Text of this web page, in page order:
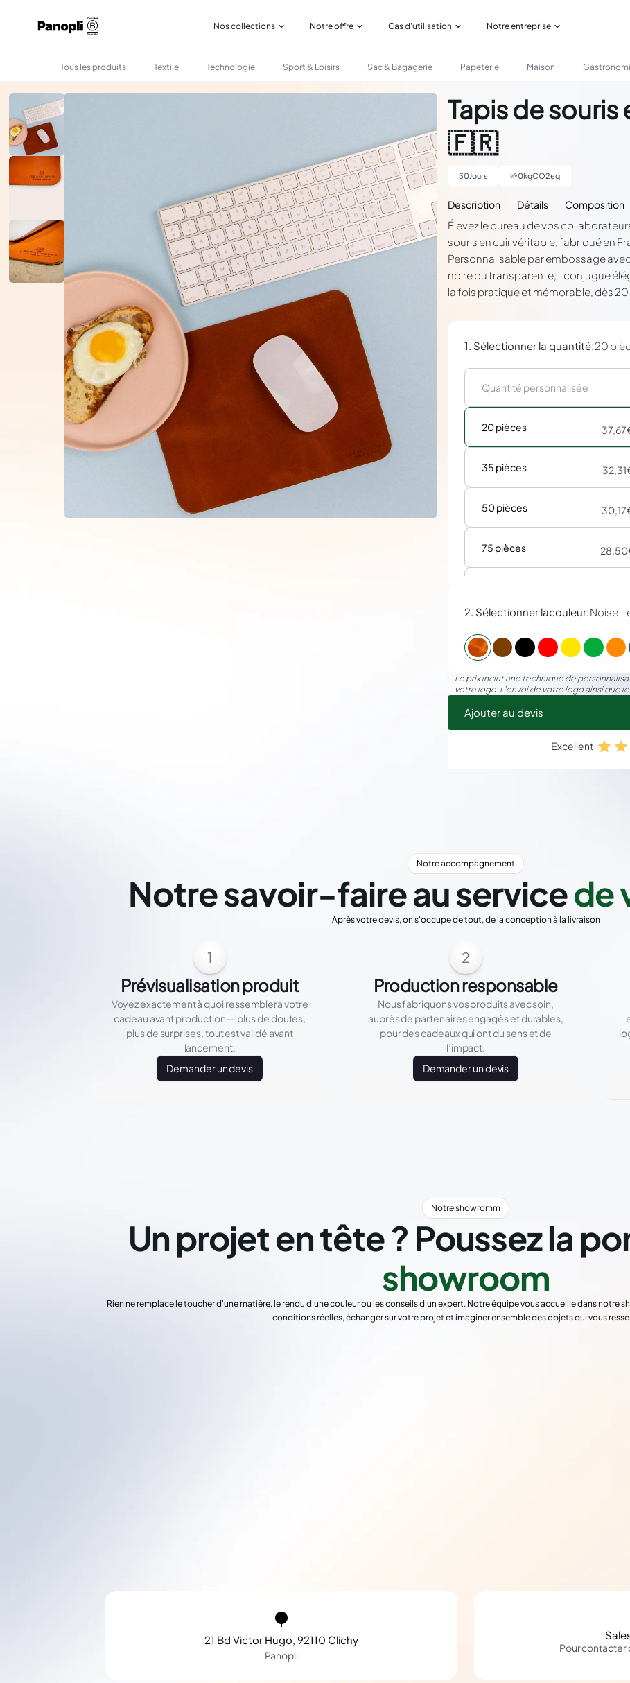
Nos collections Notre offre Cas d'utilisation Notre entreprise
Tous les produits Textile Technologie Sport & Loisirs Sac & Bagagerie Papeterie Maison
BUREAU TAPIS DE SOURIS EN CUIR - MADE IN FRANCE 🇫🇷
Tapis de souris
🇫🇷
30Jours 🌱0kgCO2eq
Description Détails Composition
Élevez le bureau de vos
souris en cuir véritable, fabriqué en
Personnalisable par embossage
noire ou transparente, il conjugue
la fois pratique et mémorable, dès 20
1. Sélectionner la quantité:20
20 pièces
35 pièces
50 pièces
75 pièces
200 pièces
750 pièces
1000 pièces
2. Sélectionner lacouleur:
Le prix inclut une technique de
votre logo. L’envoi de votre logo ainsi que
Ajouter au devis
Excellent
Notre accompagnement
Notre savoir-faire au servicede
Après votre devis, on s'occupe de tout, de la conception à la livraison
1
Prévisualisation produit
Voyez exactement à quoi ressemblera votre
cadeau avant production — plus de doutes,
plus de surprises, tout est validé avant
lancement.
Demander un devis
2
Production responsable
Nous fabriquons vos produits avec soin,
auprès de partenaires engagés et durables,
pour des cadeaux qui ont du sens et de
l’impact.
Demander un devis
Notre showromm
Un projet en tête ? Poussez la
showroom
Rien ne remplace le toucher d'une matière, le rendu d'une couleur ou les conseils d'un expert. Notre équipe vous accueille dans notre
conditions réelles, échanger sur votre projet et imaginer ensemble des objets qui vous
21 Bd Victor Hugo, 92110 Clichy
Panopli
Pour